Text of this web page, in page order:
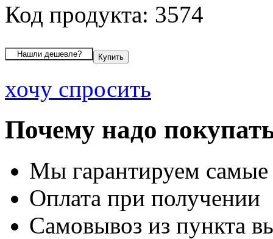
Код продукта: 3574
хочу спросить
Почему надо
Мы гарантируем
Оплата при получении
Самовывоз из пункта